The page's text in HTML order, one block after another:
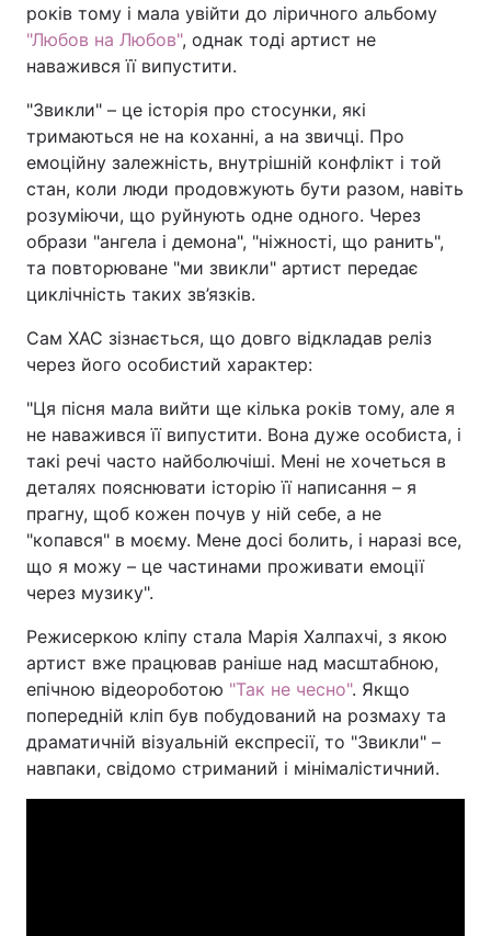
років тому і мала увійти до ліричного альбому
"Любов на Любов", однак тоді артист не
наважився її випустити.
"Звикли" – це історія про стосунки, які
тримаються не на коханні, а на звичці. Про
емоційну залежність, внутрішній конфлікт і той
стан, коли люди продовжують бути разом, навіть
розуміючи, що руйнують одне одного. Через
образи "ангела і демона", "ніжності, що ранить",
та повторюване "ми звикли" артист передає
циклічність таких зв’язків.
Сам ХАС зізнається, що довго відкладав реліз
через його особистий характер:
"Ця пісня мала вийти ще кілька років тому, але я
не наважився її випустити. Вона дуже особиста, і
такі речі часто найболючіші. Мені не хочеться в
деталях пояснювати історію її написання – я
прагну, щоб кожен почув у ній себе, а не
"копався" в моєму. Мене досі болить, і наразі все,
що я можу – це частинами проживати емоції
через музику".
Режисеркою кліпу стала Марія Халпахчі, з якою
артист вже працював раніше над масштабною,
епічною відеороботою "Так не чесно". Якщо
попередній кліп був побудований на розмаху та
драматичній візуальній експресії, то "Звикли" –
навпаки, свідомо стриманий і мінімалістичний.